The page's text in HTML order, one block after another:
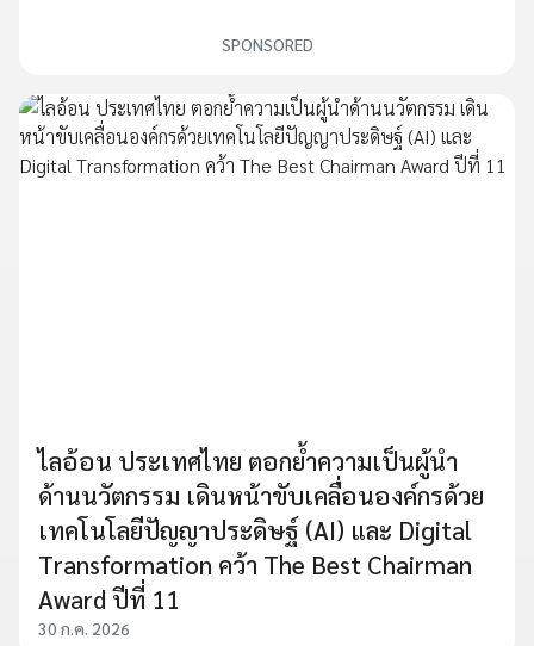
SPONSORED
ไลอ้อน ประเทศไทย ตอกย้ำความเป็นผู้นำ
ด้านนวัตกรรม เดินหน้าขับเคลื่อนองค์กรด้วย
เทคโนโลยีปัญญาประดิษฐ์ (AI) และ Digital
Transformation คว้า The Best Chairman
Award ปีที่ 11
30 ก.ค. 2026